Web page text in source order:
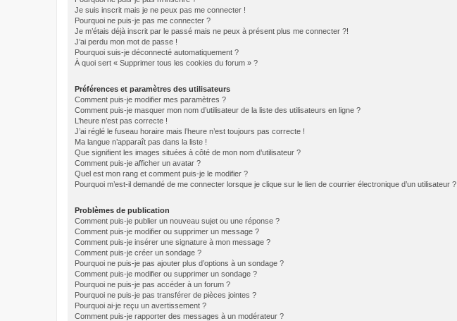
Je suis inscrit mais je ne peux pas me connecter !
Pourquoi ne puis-je pas me connecter ?
Je m’étais déjà inscrit par le passé mais ne peux à présent plus me connecter ?!
J’ai perdu mon mot de passe !
Pourquoi suis-je déconnecté automatiquement ?
À quoi sert « Supprimer tous les cookies du forum » ?
Préférences et paramètres des utilisateurs
Comment puis-je modifier mes paramètres ?
Comment puis-je masquer mon nom d’utilisateur de la liste des utilisateurs en ligne ?
L’heure n’est pas correcte !
J’ai réglé le fuseau horaire mais l’heure n’est toujours pas correcte !
Ma langue n’apparaît pas dans la liste !
Que signifient les images situées à côté de mon nom d’utilisateur ?
Comment puis-je afficher un avatar ?
Quel est mon rang et comment puis-je le modifier ?
Pourquoi m’est-il demandé de me connecter lorsque je clique sur le lien de courrier électronique d’un utilisateur ?
Problèmes de publication
Comment puis-je publier un nouveau sujet ou une réponse ?
Comment puis-je modifier ou supprimer un message ?
Comment puis-je insérer une signature à mon message ?
Comment puis-je créer un sondage ?
Pourquoi ne puis-je pas ajouter plus d’options à un sondage ?
Comment puis-je modifier ou supprimer un sondage ?
Pourquoi ne puis-je pas accéder à un forum ?
Pourquoi ne puis-je pas transférer de pièces jointes ?
Pourquoi ai-je reçu un avertissement ?
Comment puis-je rapporter des messages à un modérateur ?